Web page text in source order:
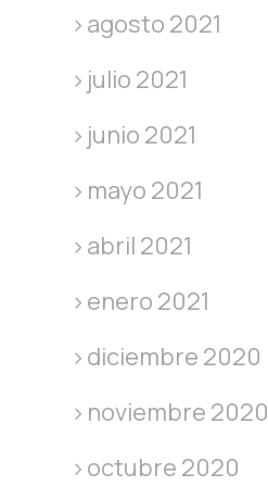
agosto 2021
julio 2021
junio 2021
mayo 2021
abril 2021
enero 2021
diciembre 2020
noviembre 2020
octubre 2020